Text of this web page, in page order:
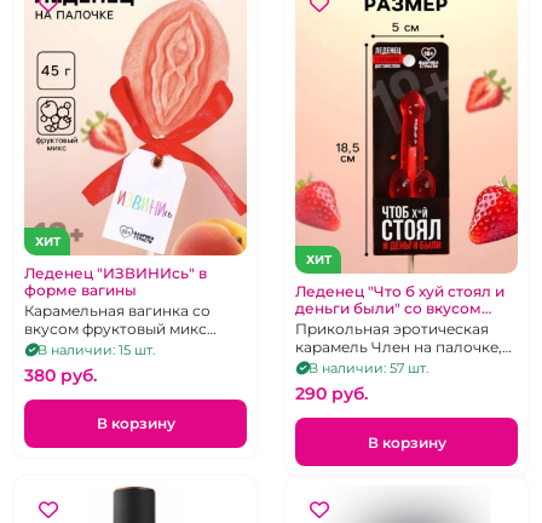
ХИТ
Леденец "ИЗВИНИсь" в
форме вагины
Карамельная вагинка со
вкусом фруктовый микс
клубника с абрикосом.
В наличии: 15 шт.
380 pуб.
В корзину
ХИТ
Леденец "Что б хуй стоял и
деньги были" со вкусом
клубники
Прикольная эротическая
карамель Член на палочке,
клубничный вкус, 20 г
В наличии: 57 шт.
290 pуб.
В корзину